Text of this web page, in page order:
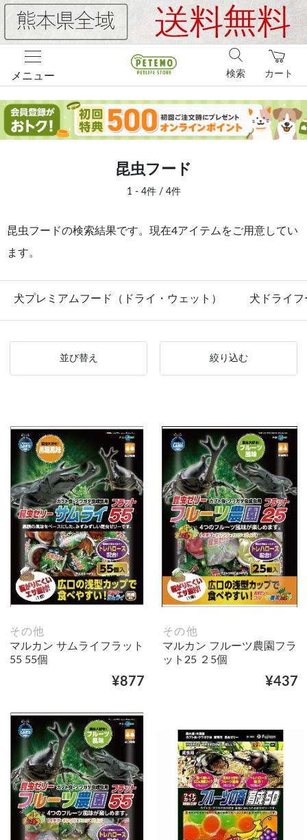
メニュー カート
検索
昆虫フード
1 - 4件 / 4件
昆虫フードの検索結果です。現在4アイテムをご用意してい
ます。
犬プレミアムフード（ドライ・ウェット） 犬ドライフ
並び替え 絞り込む
その他
マルカン サムライフラット
55 55個
¥877
その他
マルカン フルーツ農園フラ
ット25 ２5個
¥437